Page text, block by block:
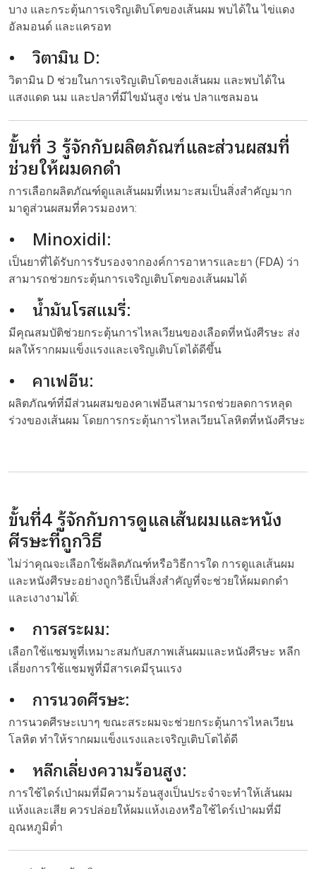
บาง และกระตุ้นการเจริญเติบโตของเส้นผม พบได้ใน ไข่แดง
อัลมอนด์ และแครอท
• วิตามิน D:
วิตามิน D ช่วยในการเจริญเติบโตของเส้นผม และพบได้ใน
แสงแดด นม และปลาที่มีไขมันสูง เช่น ปลาแซลมอน
ขั้นที่ 3 รู้จักกับผลิตภัณฑ์และส่วนผสมที่
ช่วยให้ผมดกดำ
การเลือกผลิตภัณฑ์ดูแลเส้นผมที่เหมาะสมเป็นสิ่งสำคัญมาก
มาดูส่วนผสมที่ควรมองหา:
• Minoxidil:
เป็นยาที่ได้รับการรับรองจากองค์การอาหารและยา (FDA) ว่า
สามารถช่วยกระตุ้นการเจริญเติบโตของเส้นผมได้
• น้ำมันโรสแมรี่:
มีคุณสมบัติช่วยกระตุ้นการไหลเวียนของเลือดที่หนังศีรษะ ส่ง
ผลให้รากผมแข็งแรงและเจริญเติบโตได้ดีขึ้น
• คาเฟอีน:
ผลิตภัณฑ์ที่มีส่วนผสมของคาเฟอีนสามารถช่วยลดการหลุด
ร่วงของเส้นผม โดยการกระตุ้นการไหลเวียนโลหิตที่หนังศีรษะ
ขั้นที่4 รู้จักกับการดูแลเส้นผมและหนัง
ศีรษะที่ถูกวิธี
ไม่ว่าคุณจะเลือกใช้ผลิตภัณฑ์หรือวิธีการใด การดูแลเส้นผม
และหนังศีรษะอย่างถูกวิธีเป็นสิ่งสำคัญที่จะช่วยให้ผมดกดำ
และเงางามได้:
• การสระผม:
เลือกใช้แชมพูที่เหมาะสมกับสภาพเส้นผมและหนังศีรษะ หลีก
เลี่ยงการใช้แชมพูที่มีสารเคมีรุนแรง
• การนวดศีรษะ:
การนวดศีรษะเบาๆ ขณะสระผมจะช่วยกระตุ้นการไหลเวียน
โลหิต ทำให้รากผมแข็งแรงและเจริญเติบโตได้ดี
• หลีกเลี่ยงความร้อนสูง:
การใช้ไดร์เป่าผมที่มีความร้อนสูงเป็นประจำจะทำให้เส้นผม
แห้งและเสีย ควรปล่อยให้ผมแห้งเองหรือใช้ไดร์เป่าผมที่มี
อุณหภูมิต่ำ